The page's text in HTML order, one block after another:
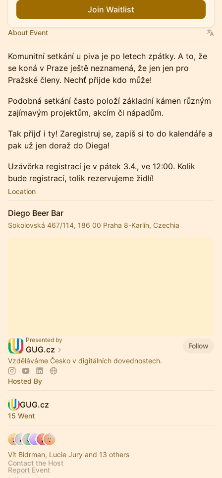
Join Waitlist
About Event
Komunitní setkání u piva je po letech zpátky. A to, že
se koná v Praze ještě neznamená, že jen jen pro
Pražské členy. Nechť přijde kdo může!
Podobná setkání často položí základní kámen různým
zajímavým projektům, akcím či nápadům.
Tak přijď i ty! Zaregistruj se, zapiš si to do kalendáře a
pak už jen doraž do Diega!
Uzávěrka registrací je v pátek 3.4., ve 12:00. Kolik
bude registrací, tolik rezervujeme židlí!
Location
Diego Beer Bar
Sokolovská 467/114, 186 00 Praha 8-Karlín, Czechia
Presented by
GUG.cz
Follow
Vzděláváme Česko v digitálních dovednostech.
Hosted By
GUG.cz
15 Went
Vít Bidrman, Lucie Jury and 13 others
Contact the Host
Report Event